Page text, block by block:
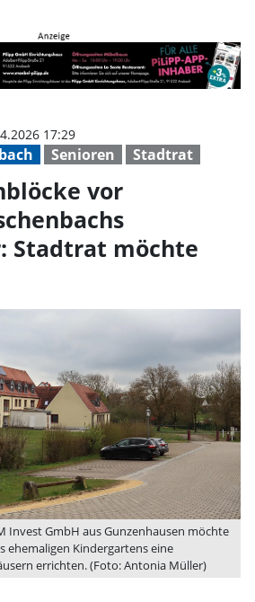
Senioren Stadtrat
17:29
vor
Stadtrat möchte
Invest GmbH aus Gunzenhausen möchte
ehemaligen Kindergartens eine
errichten. (Foto: Antonia Müller)